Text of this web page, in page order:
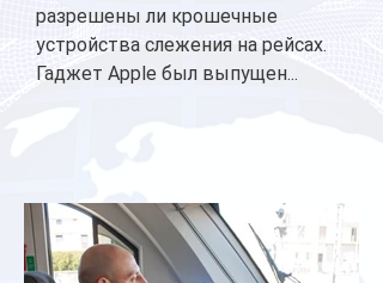
разрешены ли крошечные
устройства слежения на рейсах.
Гаджет Apple был выпущен...